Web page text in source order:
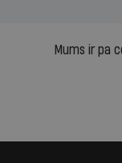
Mums ir pa